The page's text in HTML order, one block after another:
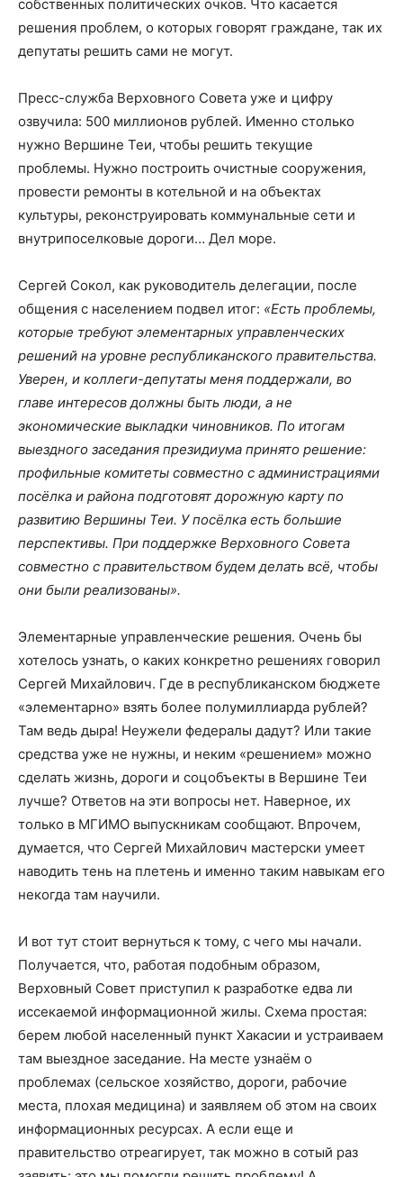
собственных политических очков. Что касается
решения проблем, о которых говорят граждане, так их
депутаты решить сами не могут.
Пресс-служба Верховного Совета уже и цифру
озвучила: 500 миллионов рублей. Именно столько
нужно Вершине Теи, чтобы решить текущие
проблемы. Нужно построить очистные сооружения,
провести ремонты в котельной и на объектах
культуры, реконструировать коммунальные сети и
внутрипоселковые дороги… Дел море.
Сергей Сокол, как руководитель делегации, после
общения с населением подвел итог: «Есть проблемы,
которые требуют элементарных управленческих
решений на уровне республиканского правительства.
Уверен, и коллеги-депутаты меня поддержали, во
главе интересов должны быть люди, а не
экономические выкладки чиновников. По итогам
выездного заседания президиума принято решение:
профильные комитеты совместно с администрациями
посёлка и района подготовят дорожную карту по
развитию Вершины Теи. У посёлка есть большие
перспективы. При поддержке Верховного Совета
совместно с правительством будем делать всё, чтобы
они были реализованы».
Элементарные управленческие решения. Очень бы
хотелось узнать, о каких конкретно решениях говорил
Сергей Михайлович. Где в республиканском бюджете
«элементарно» взять более полумиллиарда рублей?
Там ведь дыра! Неужели федералы дадут? Или такие
средства уже не нужны, и неким «решением» можно
сделать жизнь, дороги и соцобъекты в Вершине Теи
лучше? Ответов на эти вопросы нет. Наверное, их
только в МГИМО выпускникам сообщают. Впрочем,
думается, что Сергей Михайлович мастерски умеет
наводить тень на плетень и именно таким навыкам его
некогда там научили.
И вот тут стоит вернуться к тому, с чего мы начали.
Получается, что, работая подобным образом,
Верховный Совет приступил к разработке едва ли
иссекаемой информационной жилы. Схема простая:
берем любой населенный пункт Хакасии и устраиваем
там выездное заседание. На месте узнаём о
проблемах (сельское хозяйство, дороги, рабочие
места, плохая медицина) и заявляем об этом на своих
информационных ресурсах. А если еще и
правительство отреагирует, так можно в сотый раз